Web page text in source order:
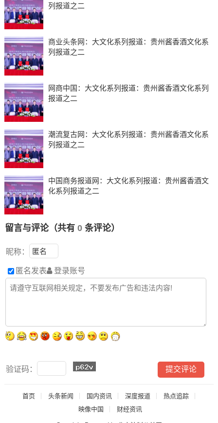
列报道之二
商业头条网：大文化系列报道：贵州酱香酒文化系
列报道之二
网商中国：大文化系列报道：贵州酱香酒文化系列
报道之二
潮流复古网：大文化系列报道：贵州酱香酒文化系
列报道之二
中国商务报道网：大文化系列报道：贵州酱香酒文
化系列报道之二
留言与评论（共有 0条评论）
昵称：
匿名发表 登录账号
验证码：
首页 头条新闻 国内资讯 深度报道
热点追踪
映像中国
财经资讯